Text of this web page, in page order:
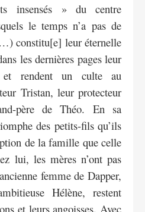
insensés » du centre
le temps n’a pas de
constitu[e] leur éternelle
les dernières pages leur
et rendent un culte au
Tristan, leur protecteur
père de Théo. En sa
des petits-fils qu’ils
de la famille que celle
lui, les mères n’ont pas
femme de Dapper,
Hélène, restent
et leurs angoisses. Avec